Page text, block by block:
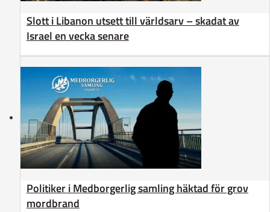
Slott i Libanon utsett till världsarv – skadat av
Israel en vecka senare
Politiker i Medborgerlig samling häktad för grov
mordbrand